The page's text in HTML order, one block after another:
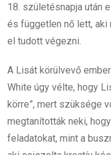
18. születésnapja után
és független nő lett,
el tudott végezni.
A Lisát körülvevő
White úgy vélte, hogy
körre”, mert szüksége
megtanították neki,
feladatokat, mint a